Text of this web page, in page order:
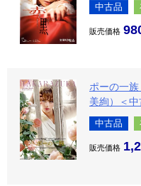
中古品
販売価格
ポーの一
美絢）＜中
中古品
販売価格